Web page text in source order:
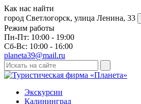
Как нас найти
город Светлогорск, улица Ленина, 33
Режим работы
Пн-Пт: 10:00 - 19:00
Сб-Вс: 10:00 - 16:00
planeta39@mail.ru
Экскурсии
Калининград